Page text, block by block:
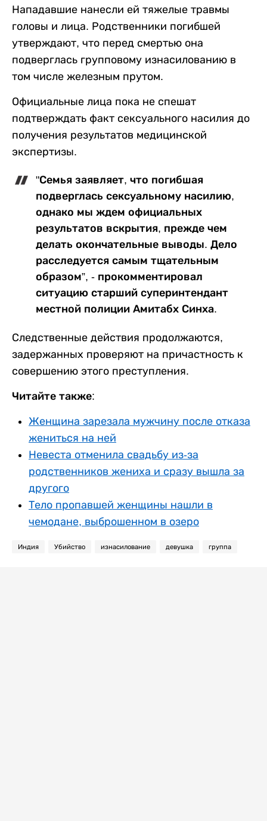
Нападавшие нанесли ей тяжелые травмы
головы и лица. Родственники погибшей
утверждают, что перед смертью она
подверглась групповому изнасилованию в
том числе железным прутом.
Официальные лица пока не спешат
подтверждать факт сексуального насилия до
получения результатов медицинской
экспертизы.
"Семья заявляет, что погибшая
подверглась сексуальному насилию,
однако мы ждем официальных
результатов вскрытия, прежде чем
делать окончательные выводы. Дело
расследуется самым тщательным
образом”, - прокомментировал
ситуацию старший суперинтендант
местной полиции Амитабх Синха.
Следственные действия продолжаются,
задержанных проверяют на причастность к
совершению этого преступления.
Читайте также:
Женщина зарезала мужчину после отказа
жениться на ней
Невеста отменила свадьбу из-за
родственников жениха и сразу вышла за
другого
Тело пропавшей женщины нашли в
чемодане, выброшенном в озеро
Индия Убийство изнасилование девушка группа